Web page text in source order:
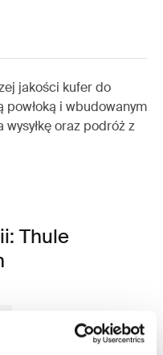
jakości kufer do
i wbudowanym
oraz podróż z
Thule